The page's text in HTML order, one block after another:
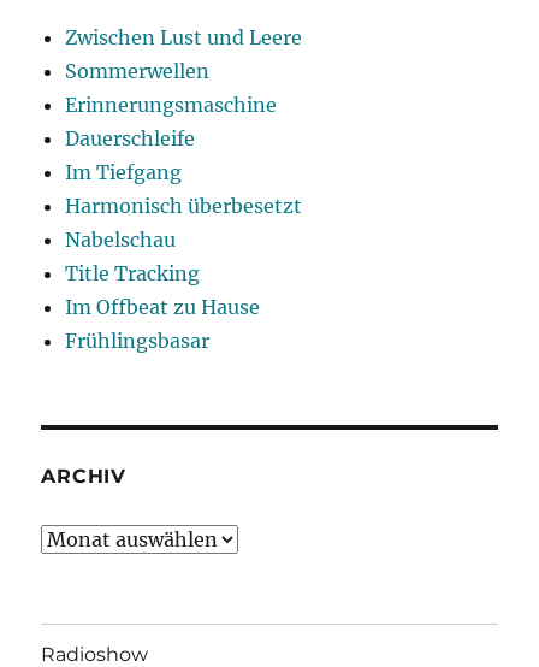
Zwischen Lust und Leere
Sommerwellen
Erinnerungsmaschine
Dauerschleife
Im Tiefgang
Harmonisch überbesetzt
Nabelschau
Title Tracking
Im Offbeat zu Hause
Frühlingsbasar
ARCHIV
Archiv
Radioshow